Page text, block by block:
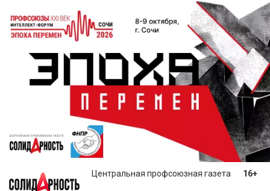
Центральная профсоюзная газета 16+